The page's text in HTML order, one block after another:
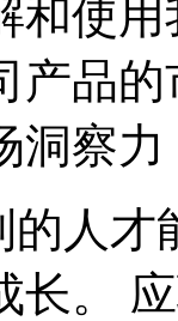
和使
产品
洞察力
人才
长。